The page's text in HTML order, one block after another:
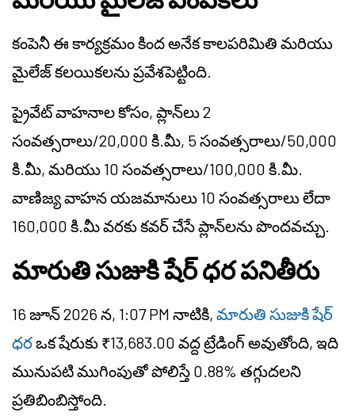
కంపెనీ ఈ కార్యక్రమం కింద అనేక కాలపరిమితి మరియు
మైలేజ్ కలయికలను ప్రవేశపెట్టింది.
ప్రైవేట్ వాహనాల కోసం, ప్లాన్‌లు 2
సంవత్సరాలు/20,000 కి.మీ, 5 సంవత్సరాలు/50,000
కి.మీ, మరియు 10 సంవత్సరాలు/100,000 కి.మీ.
వాణిజ్య వాహన యజమానులు 10 సంవత్సరాలు లేదా
160,000 కి.మీ వరకు కవర్ చేసే ప్లాన్‌లను పొందవచ్చు.
మారుతి సుజుకి షేర్ ధర పనితీరు
16 జూన్ 2026 న, 1:07 PM నాటికి, మారుతి సుజుకి షేర్
ధరఒక షేరుకు ₹13,683.00 వద్ద ట్రేడింగ్ అవుతోంది, ఇది
మునుపటి ముగింపుతో పోలిస్తే 0.88% తగ్గుదలని
ప్రతిబింబిస్తోంది.